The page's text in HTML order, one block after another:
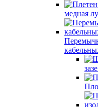
медная